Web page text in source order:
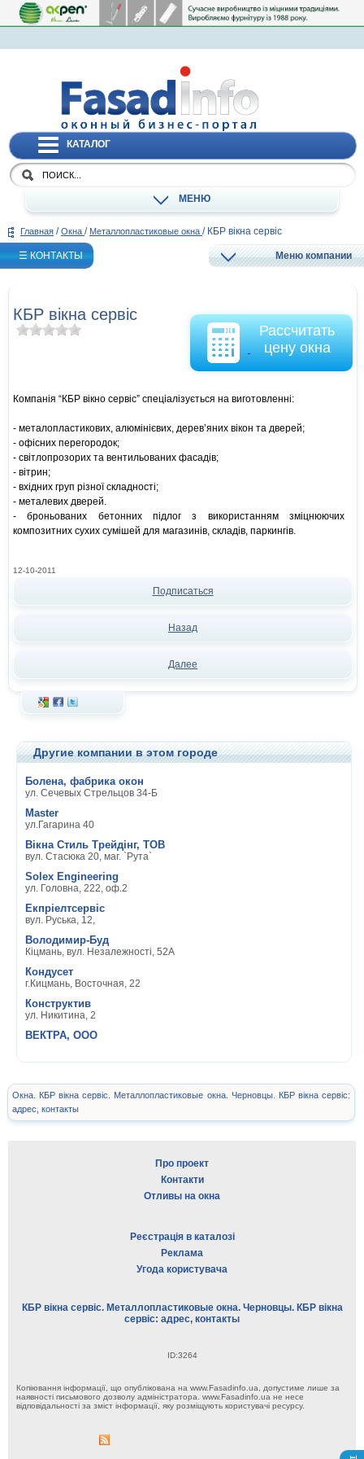
КАТАЛОГ
МЕНЮ
Главная / Окна / Металлопластиковые окна / КБР вікна сервіс
☰ КОНТАКТЫ Меню компании
КБР вікна сервіс
Рассчитать
цену окна
Компанія “КБР вікно сервіс” спеціалізується на виготовленні:
- металопластикових, алюмінієвих, дерев’яних вікон та дверей;
- офісних перегородок;
- світлопрозорих та вентильованих фасадів;
- вітрин;
- вхідних груп різної складності;
- металевих дверей.
- броньованих бетонних підлог з використанням зміцнюючих
композитних сухих сумішей для магазинів, складів, паркингів.
12-10-2011
Подписаться
Назад
Далее
Другие компании в этом городе
Болена, фабрика окон
ул. Сечевых Стрельцов 34-Б
Master
ул.Гагарина 40
Вікна Стиль Трейдінг, ТОВ
вул. Стасюка 20, маг. `Рута`
Solex Engineering
ул. Головна, 222, оф.2
Екпріелтсервіс
вул. Руська, 12,
Володимир-Буд
Кіцмань, вул. Незалежності, 52А
Кондусет
г.Кицмань, Восточная, 22
Конструктив
ул. Никитина, 2
ВЕКТРА, ООО
Окна. КБР вікна сервіс. Металлопластиковые окна. Черновцы. КБР вікна сервіс:
адрес, контакты
Про проект
Контакти
Отливы на окна
Реєстрація в каталозі
Реклама
Угода користувача
КБР вікна сервіс. Металлопластиковые окна. Черновцы. КБР вікна
сервіс: адрес, контакты
ID:3264
Копіювання інформації, що опублікована на www.Fasadinfo.ua, допустиме лише за
наявності письмового дозволу адміністратора. www.Fasadinfo.ua не несе
відповідальності за зміст інформації, яку розміщують користувачі ресурсу.